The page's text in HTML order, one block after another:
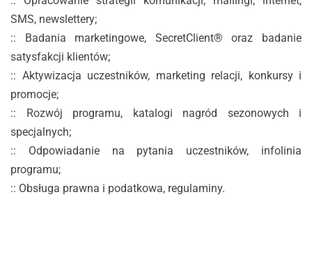
SMS, newslettery;
:: Badania marketingowe, SecretClient® oraz
badanie
satysfakcji klientów;
:: Aktywizacja uczestników, marketing relacji, konkursy i
promocje;
:: Rozwój programu, katalogi nagród sezonowych i
specjalnych;
:: Odpowiadanie na pytania uczestników, infolinia
programu;
:: Obsługa prawna i podatkowa, regulaminy.